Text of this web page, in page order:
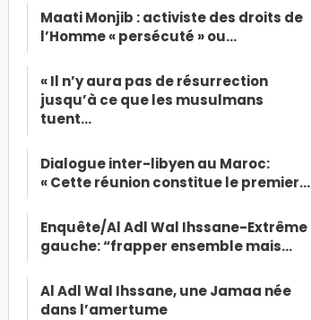
Maati Monjib : activiste des droits de
l’Homme « persécuté » ou…
« Il n’y aura pas de résurrection
jusqu’à ce que les musulmans
tuent…
Dialogue inter-libyen au Maroc:
« Cette réunion constitue le premier…
Enquête/Al Adl Wal Ihssane-Extrême
gauche: “frapper ensemble mais…
Al Adl Wal Ihssane, une Jamaa née
dans l’amertume